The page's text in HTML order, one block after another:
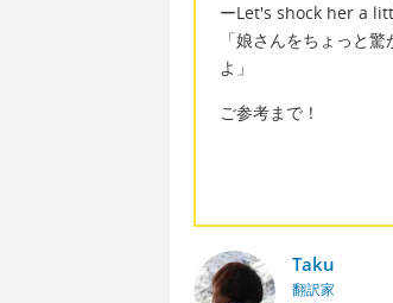
ーLet's shock her a
「娘さんをちょっと
よ」
ご参考まで！
Taku
翻訳家